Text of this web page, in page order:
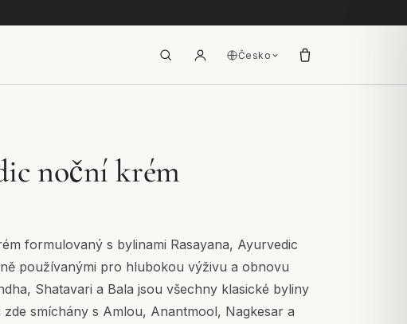
Česko
noční krém
formulovaný s bylinami Rasayana, Ayurvedic
používanými pro hlubokou výživu a obnovu
Shatavari a Bala jsou všechny klasické byliny
zde smíchány s Amlou, Anantmool, Nagkesar a